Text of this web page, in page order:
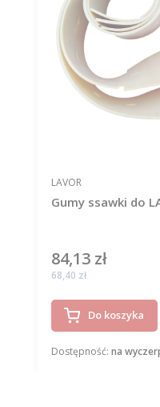
Gumy ssawki do
PRODUCENT
LAVOR
Cena
84,13 zł
Cena
68,40 zł
Do koszyka
Dostępność: na